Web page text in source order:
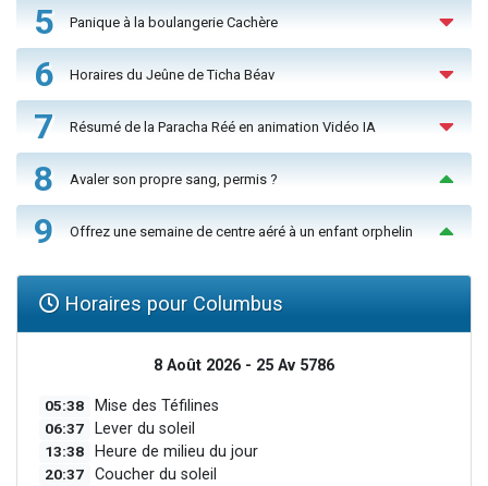
5 Panique à la boulangerie Cachère
6 Horaires du Jeûne de Ticha Béav
7 Résumé de la Paracha Réé en animation Vidéo IA
8 Avaler son propre sang, permis ?
9 Offrez une semaine de centre aéré à un enfant orphelin
Horaires pour Columbus
8 Août 2026 - 25 Av 5786
05:38 Mise des Téfilines
06:37 Lever du soleil
13:38 Heure de milieu du jour
20:37 Coucher du soleil